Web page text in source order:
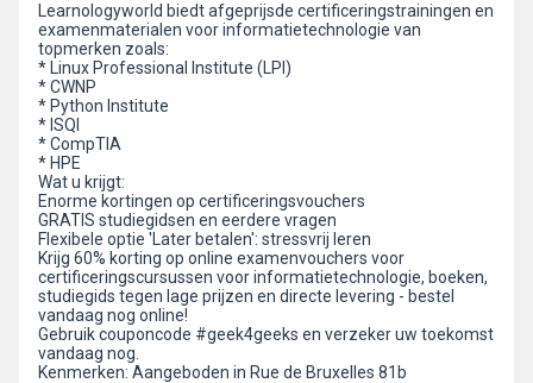
Learnologyworld biedt afgeprijsde certificeringstrainingen en
examenmaterialen voor informatietechnologie van
topmerken zoals:
* Linux Professional Institute (LPI)
* CWNP
* Python Institute
* ISQI
* CompTIA
* HPE
Wat u krijgt:
Enorme kortingen op certificeringsvouchers
GRATIS studiegidsen en eerdere vragen
Flexibele optie 'Later betalen': stressvrij leren
Krijg 60% korting op online examenvouchers voor
certificeringscursussen voor informatietechnologie, boeken,
studiegids tegen lage prijzen en directe levering - bestel
vandaag nog online!
Gebruik couponcode #geek4geeks en verzeker uw toekomst
vandaag nog.
Kenmerken: Aangeboden in Rue de Bruxelles 81b